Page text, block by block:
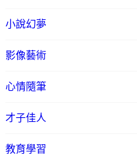
小說幻夢
影像藝術
心情隨筆
才子佳人
教育學習